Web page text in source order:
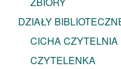
DZIAŁY
CICHA CZYTELNIA
CZYTELENKA